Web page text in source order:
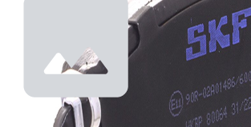
výstražný
ukazatel
Brzdové
zkosené
hrany